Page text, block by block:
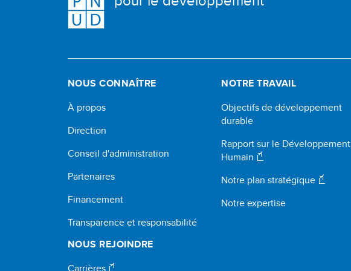
NOUS CONNAÎTRE
À propos
Direction
Conseil d'administration
Partenaires
Financement
Transparence et responsabilité
NOTRE TRAVAIL
Objectifs de développement
durable
Rapport sur le Développement
Humain
Notre plan stratégique
Notre expertise
NOUS REJOINDRE